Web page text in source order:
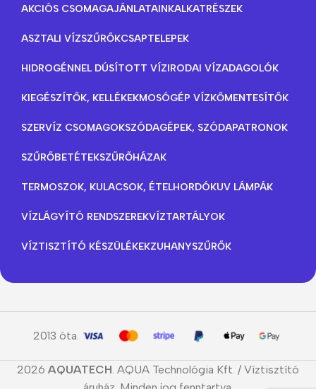
AKCIÓS CSOMAGAJÁNLATAINKALKATRÉSZEK
ASZTALI VÍZSZŰRŐKCSAPTELEPEK
HIDROGÉNNEL DÚSÍTOTT VÍZIRODAI VÍZADAGOLÓK
KIEGÉSZÍTŐK, KELLÉKEKMOSÓGÉP VÍZKŐMENTESÍTŐK
SZERVÍZ CSOMAGOKSZÓDAGÉPEK, SZÓDAPATRONOK
SZŰRŐBETÉTEKSZŰRŐHÁZAK
TERMOSZOK, KULACSOK, ÉTELHORDÓKUV LÁMPÁK
VÍZLÁGYÍTÓ RENDSZEREKVÍZTARTÁLYOK
VÍZTISZTÍTÓ KÉSZÜLÉKEKZUHANYSZŰRŐK
2013 óta.
2026 AQUATECH. AQUA Technológia Kft. / Víztisztító